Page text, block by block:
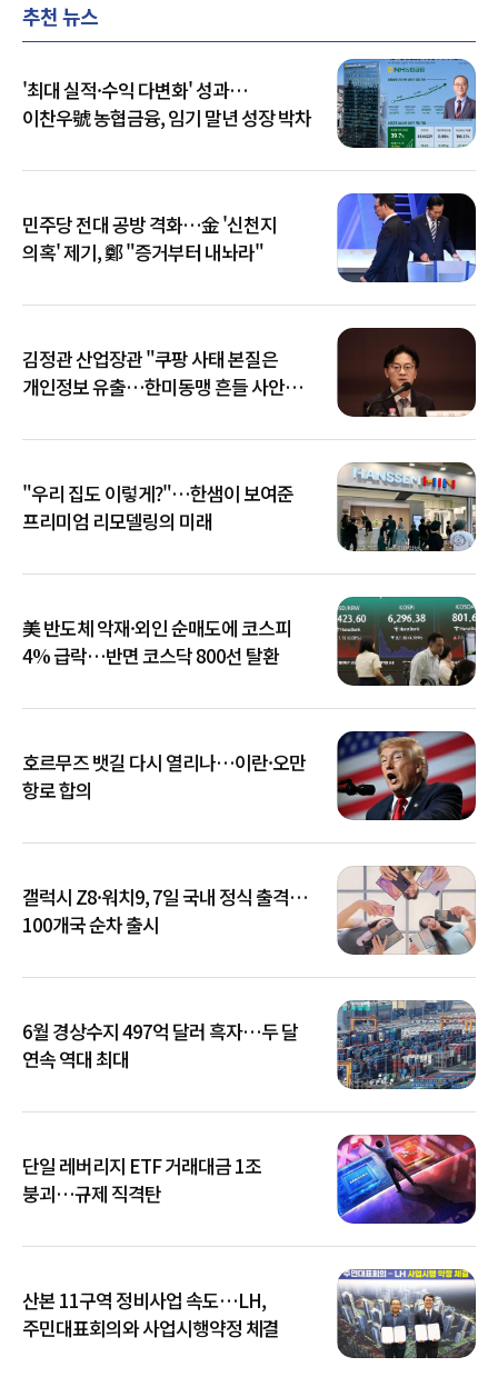
추천 뉴스
'최대 실적·수익 다변화' 성과…
이찬우號 농협금융, 임기 말년 성장 박차
민주당 전대 공방 격화…金 '신천지
의혹' 제기, 鄭 "증거부터 내놔라"
김정관 산업장관 "쿠팡 사태 본질은
개인정보 유출…한미동맹 흔들 사안
"우리 집도 이렇게?"…한샘이 보여준
프리미엄 리모델링의 미래
美 반도체 악재·외인 순매도에 코스피
4% 급락…반면 코스닥 800선 탈환
호르무즈 뱃길 다시 열리나…이란·오만
항로 합의
갤럭시 Z8·워치9, 7일 국내 정식 출격…
100개국 순차 출시
6월 경상수지 497억 달러 흑자…두 달
연속 역대 최대
단일 레버리지 ETF 거래대금 1조
붕괴…규제 직격탄
산본 11구역 정비사업 속도…LH,
주민대표회의와 사업시행약정 체결